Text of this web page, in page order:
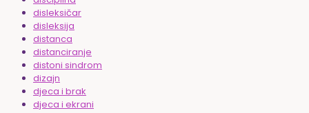
disleksičar
disleksija
distanca
distanciranje
distoni sindrom
dizajn
djeca i brak
djeca i ekrani